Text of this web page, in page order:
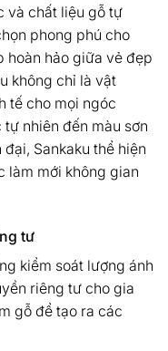
và chất liệu gỗ tự
phong phú cho
hoàn hảo giữa vẻ đẹp
không chỉ là vật
tế cho mọi ngóc
nhiên đến màu sơn
Sankaku thể hiện
làm mới không gian
tư
kiểm soát lượng ánh
riêng tư cho gia
gỗ để tạo ra các